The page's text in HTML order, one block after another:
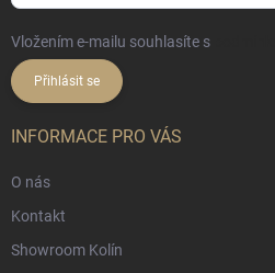
Vložením e-mailu souhlasíte s
Přihlásit se
INFORMACE PRO VÁS
O nás
Kontakt
Showroom Kolín